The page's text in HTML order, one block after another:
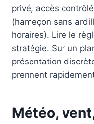
privé, accès
(hameçon sans
horaires). Lire le
stratégie. Sur un
présentation
prennent
Météo,